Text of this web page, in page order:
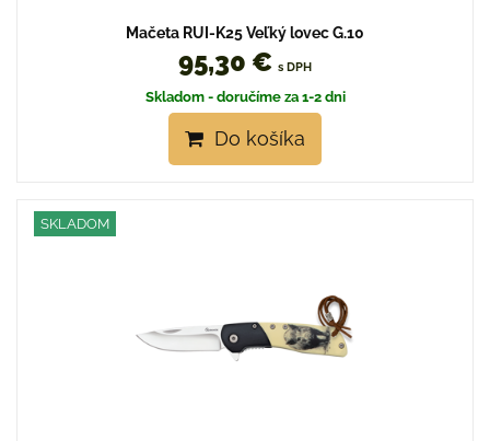
Mačeta RUI-K25 Veľký lovec G.10
95,30 € s DPH
Skladom - doručíme za 1-2 dni
Do košíka
SKLADOM